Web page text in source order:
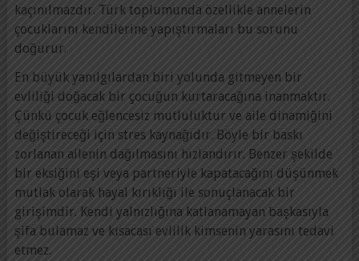
kaçınılmazdır. Türk toplumunda özellikle annelerin
çocuklarını kendilerine yapıştırmaları bu sorunu
doğurur.
En büyük yanılgılardan biri yolunda gitmeyen bir
evliliği doğacak bir çocuğun kurtaracağına inanmaktır.
Çünkü çocuk eğlencesiz mutluluktur ve aile dinamiğini
değiştireceği için stres kaynağıdır. Böyle bir baskı
zorlanan ailenin dağılmasını hızlandırır. Benzer şekilde
bir eksiğini eşi veya partneriyle kapatacağını düşünmek
mutlak olarak hayal kırıklığı ile sonuçlanacak bir
girişimdir. Kendi yalnızlığına katlanamayan başkasıyla
şifa bulamaz ve kısacası evlilik kimsenin yarasını tedavi
etmez.